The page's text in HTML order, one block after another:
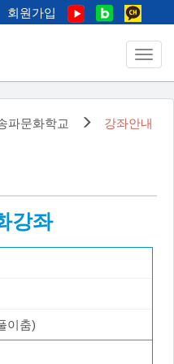
회원가입
파문화학교 강좌안내
강좌
이춤)